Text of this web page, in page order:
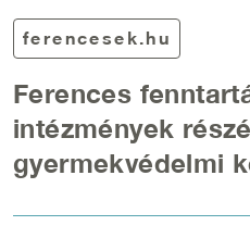
ferencesek.hu
Ferences
intézmények
gyermekvédelmi